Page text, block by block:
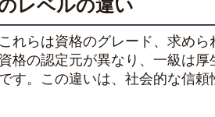
レベルの違い
れらは資格のグレード、求め
格の認定元が異なり、一級は
。この違いは、社会的な信頼